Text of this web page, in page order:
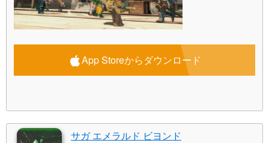
App Storeからダウンロード
サガ エメラルド ビヨンド